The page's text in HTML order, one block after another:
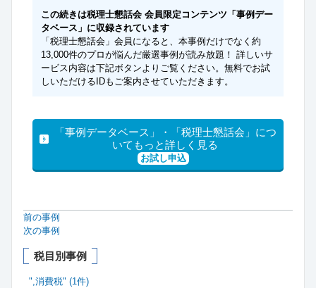
この続きは税理士懇話会 会員限定コンテンツ「事例デー
タベース」に収録されています
「税理士懇話会」会員になると、本事例だけでなく約
13,000件のプロが悩んだ厳選事例が読み放題！ 詳しいサ
ービス内容は下記ボタンよりご覧ください。無料でお試
しいただけるIDもご案内させていただきます。
「事例データベース」・「税理士懇話会」につ
いてもっと詳しく見る
お試し申込
前の事例
次の事例
税目別事例
",消費税" (1件)